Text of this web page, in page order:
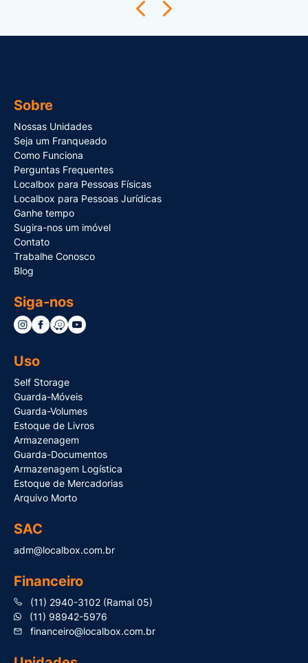
Sobre
Nossas Unidades
Seja um Franqueado
Como Funciona
Perguntas Frequentes
Localbox para Pessoas Físicas
Localbox para Pessoas Jurídicas
Ganhe tempo
Sugira-nos um imóvel
Contato
Trabalhe Conosco
Blog
Siga-nos
Uso
Self Storage
Guarda-Móveis
Guarda-Volumes
Estoque de Livros
Armazenagem
Guarda-Documentos
Armazenagem Logística
Estoque de Mercadorias
Arquivo Morto
SAC
adm@localbox.com.br
Financeiro
(11) 2940-3102 (Ramal 05)
(11) 98942-5976
financeiro@localbox.com.br